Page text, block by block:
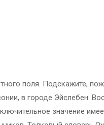
поля. Подскажите,
в городе Эйслебен.
значение